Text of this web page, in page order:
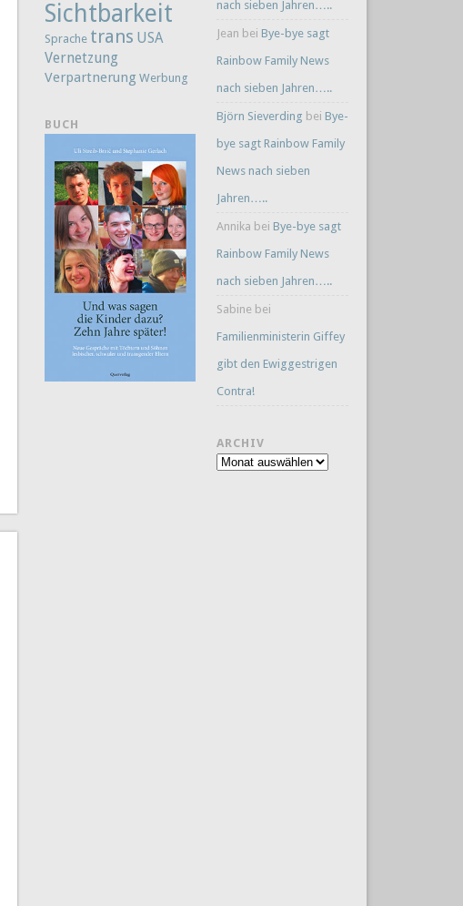
Sichtbarkeit
Sprache trans USA
Vernetzung
Verpartnerung Werbung
BUCH
nach sieben Jahren…..
Jean bei Bye-bye sagt
Rainbow Family News
nach sieben Jahren…..
Björn Sieverding bei Bye-
bye sagt Rainbow Family
News nach sieben
Jahren…..
Annika bei Bye-bye sagt
Rainbow Family News
nach sieben Jahren…..
Sabine bei
Familienministerin Giffey
gibt den Ewiggestrigen
Contra!
ARCHIV
Archiv